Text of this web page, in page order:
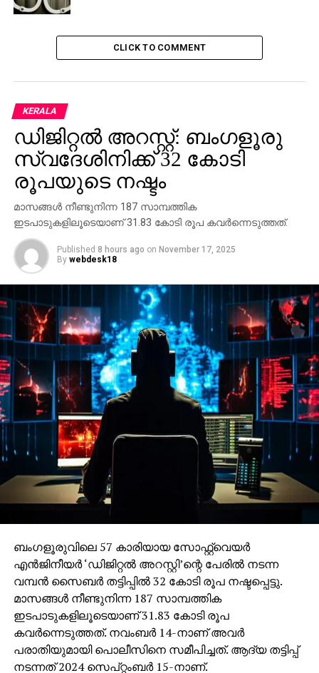
CLICK TO COMMENT
KERALA
ഡിജിറ്റല്‍ അറസ്റ്റ്: ബംഗളൂരു
സ്വദേശിനിക്ക് 32 കോടി
രൂപയുടെ നഷ്ടം
മാസങ്ങള്‍ നീണ്ടുനിന്ന 187 സാമ്പത്തിക
ഇടപാടുകളിലൂടെയാണ് 31.83 കോടി രൂപ കവര്‍ന്നെടുത്തത്.
Published 8 hours ago on November 17, 2025
By webdesk18
ബംഗളൂരുവിലെ 57 കാരിയായ സോഫ്റ്റ്വെയര്‍
എന്‍ജിനീയര്‍ ‘ഡിജിറ്റല്‍ അറസ്റ്റി’ന്റെ പേരില്‍ നടന്ന
വമ്പന്‍ സൈബര്‍ തട്ടിപ്പില്‍ 32 കോടി രൂപ നഷ്ടപ്പെട്ടു.
മാസങ്ങള്‍ നീണ്ടുനിന്ന 187 സാമ്പത്തിക
ഇടപാടുകളിലൂടെയാണ് 31.83 കോടി രൂപ
കവര്‍ന്നെടുത്തത്. നവംബര്‍ 14-നാണ് അവര്‍
പരാതിയുമായി പൊലീസിനെ സമീപിച്ചത്. ആദ്യ തട്ടിപ്പ്
നടന്നത് 2024 സെപ്റ്റംബര്‍ 15-നാണ്.